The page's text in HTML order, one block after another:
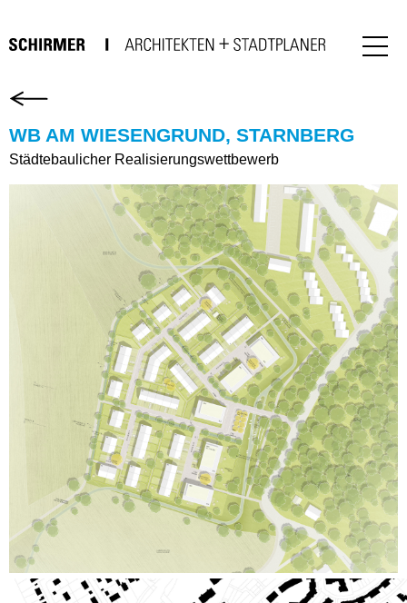
WB AM WIESENGRUND, STARNBERG
Städtebaulicher Realisierungswettbewerb